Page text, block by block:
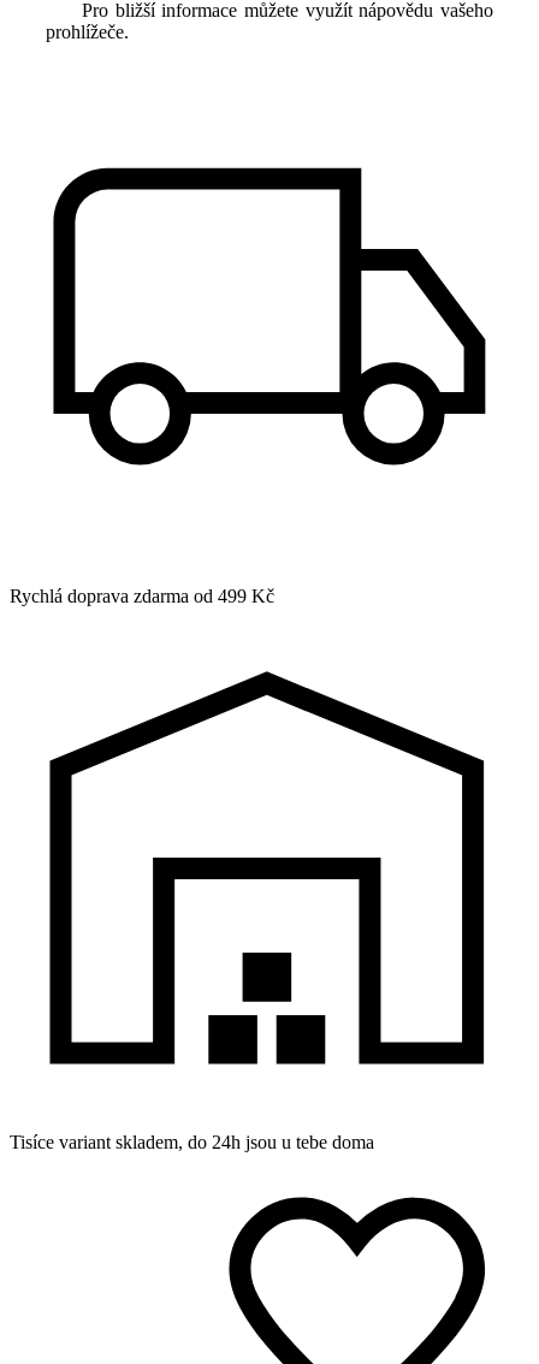
Pro bližší informace můžete využít nápovědu vašeho
prohlížeče.
Rychlá doprava zdarma od 499 Kč
Tisíce variant skladem, do 24h jsou u tebe doma